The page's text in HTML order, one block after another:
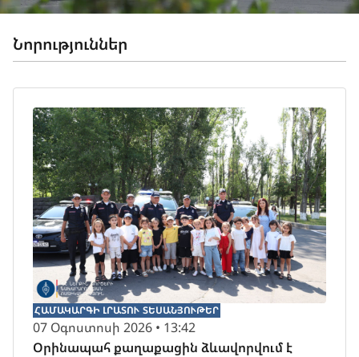
Նորություններ
ՀԱՄԱԿԱՐԳԻ ԼՐԱՏՈՒ ՏԵՍԱՆՅՈՒԹԵՐ
07 Օգոստոսի 2026 • 13:42
Օրինապահ քաղաքացին ձևավորվում է